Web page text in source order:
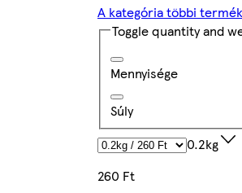
A kategória többi
Toggle quantity and
Mennyisége
Súly
0.2kg
260 Ft